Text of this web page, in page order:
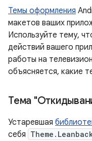
Темы оформления
макетов ваших
Используйте тему,
действий вашего
работы на
объясняется, какие
Тема
Устаревшая
себя